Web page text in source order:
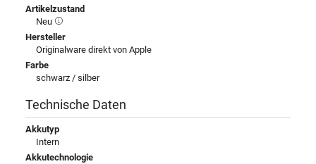
Artikelzustand
Neu
Hersteller
Originalware direkt von Apple
Farbe
schwarz / silber
Technische Daten
Akkutyp
Intern
Akkutechnologie